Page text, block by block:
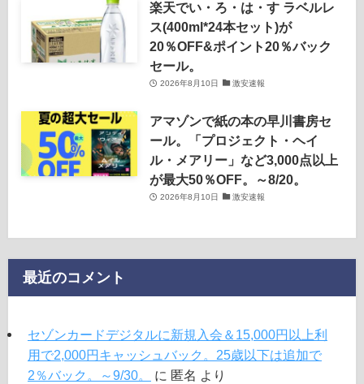
楽天でい・ろ・は・す ラベルレ
ス(400ml*24本セット)が
20％OFF&ポイント20％バック
セール。
2026年8月10日 激安速報
アマゾンで紙の本の早川書房セ
ール。「プロジェクト・ヘイ
ル・メアリー」など3,000点以上
が最大50％OFF。～8/20。
2026年8月10日 激安速報
最近のコメント
セゾンカードデジタルに新規入会＆15,000円以上利
用で2,000円キャッシュバック。25歳以下は追加で
2％バック。～9/30。
に 匿名 より